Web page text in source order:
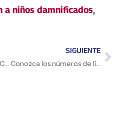
a niños damnificados,
Centro de acopio de La Carlota opera sin descanso para atender emergencia sísmica
SIGUIENTE
Conozca los números de líneas activas ante la contingencia sísmica